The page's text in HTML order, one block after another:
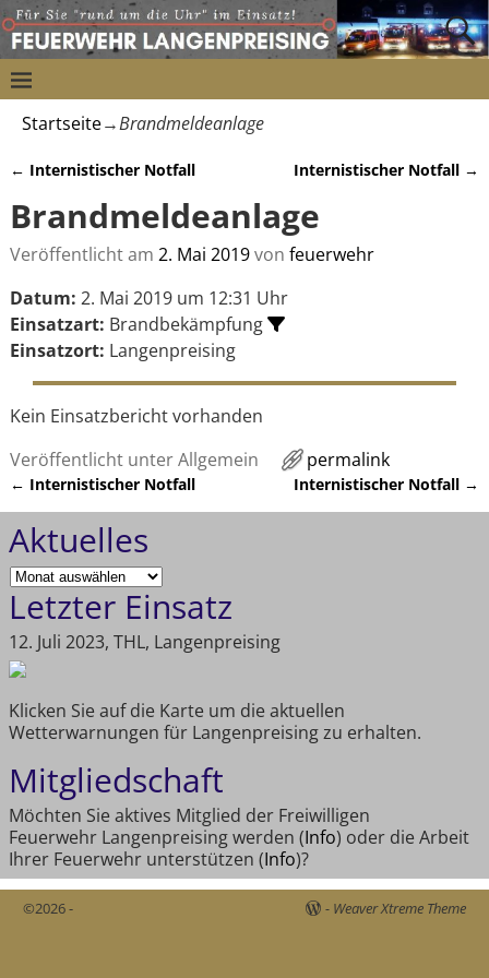
Startseite→Brandmeldeanlage
← Internistischer Notfall Internistischer Notfall →
Brandmeldeanlage
Veröffentlicht am 2. Mai 2019von feuerwehr
Datum: 2. Mai 2019 um 12:31 Uhr
Einsatzart: Brandbekämpfung
Einsatzort: Langenpreising
Kein Einsatzbericht vorhanden
Veröffentlicht unterAllgemein permalink
Artikelnavigation
← Internistischer Notfall Internistischer Notfall →
Aktuelles
Letzter Einsatz
12. Juli 2023, THL, Langenpreising
Klicken Sie auf die Karte um die aktuellen
Wetterwarnungen für Langenpreising zu erhalten.
Mitgliedschaft
Möchten Sie aktives Mitglied der Freiwilligen
Feuerwehr Langenpreising werden (Info) oder die Arbeit
Ihrer Feuerwehr unterstützen (Info)?
©2026 - - Weaver Xtreme Theme